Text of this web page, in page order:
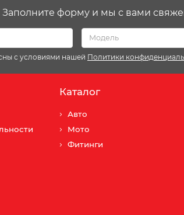
Заполните форму и мы с вами
с условиями нашей Политики
Каталог
Авто
Мото
Фитинги